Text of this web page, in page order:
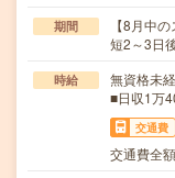
期間
【8月中
短2～3日
時給
無資格未
■日収1万
交通費
交通費全